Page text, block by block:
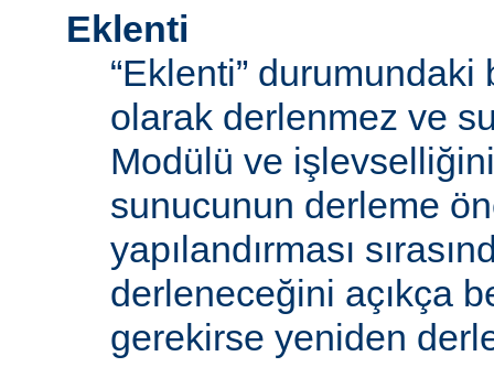
Eklenti
“Eklenti”
olarak derlenmez ve
Modülü ve
sunucunun derleme
yapılandırması
derleneceğini açıkça
gerekirse yeniden